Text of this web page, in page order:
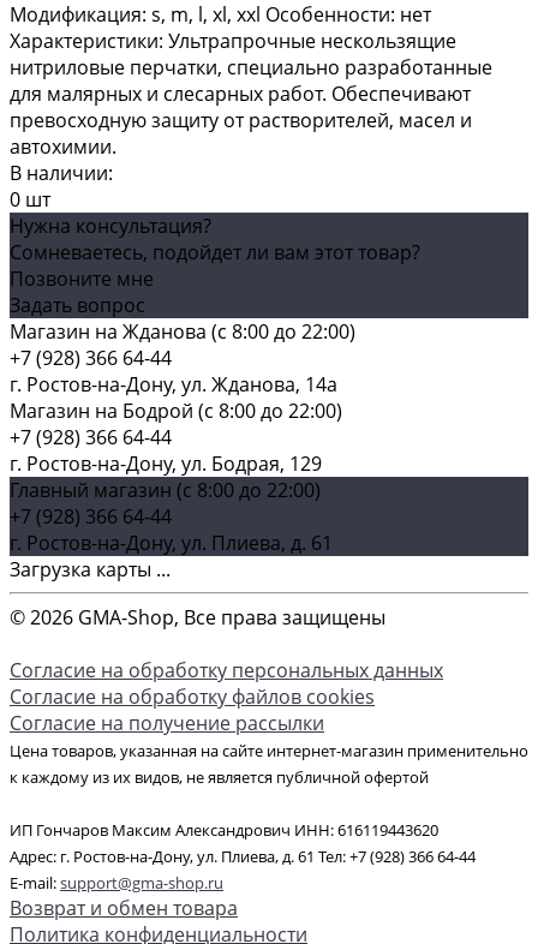
Модификация: s, m, l, xl, xxl Особенности: нет
Характеристики: Ультрапрочные нескользящие
нитриловые перчатки, специально разработанные
для малярных и слесарных работ. Обеспечивают
превосходную защиту от растворителей, масел и
автохимии.
В наличии:
0 шт
Нужна консультация?
Сомневаетесь, подойдет ли вам этот товар?
Позвоните мне
Задать вопрос
Магазин на Жданова (c 8:00 до 22:00)
+7 (928) 366 64-44
г. Ростов-на-Дону, ул. Жданова, 14а
Магазин на Бодрой (c 8:00 до 22:00)
+7 (928) 366 64-44
г. Ростов-на-Дону, ул. Бодрая, 129
Главный магазин (c 8:00 до 22:00)
+7 (928) 366 64-44
г. Ростов-на-Дону, ул. Плиева, д. 61
Загрузка карты ...
© 2026 GMA-Shop, Все права защищены
Согласие на обработку персональных данных
Согласие на обработку файлов cookies
Согласие на получение рассылки
Цена товаров, указанная на сайте интернет-магазин применительно
к каждому из их видов, не является публичной офертой
ИП Гончаров Максим Александрович ИНН: 616119443620
Адрес: г. Ростов-на-Дону, ул. Плиева, д. 61 Тел: +7 (928) 366 64-44
E-mail:support@gma-shop.ru
Возврат и обмен товара
Политика конфиденциальности